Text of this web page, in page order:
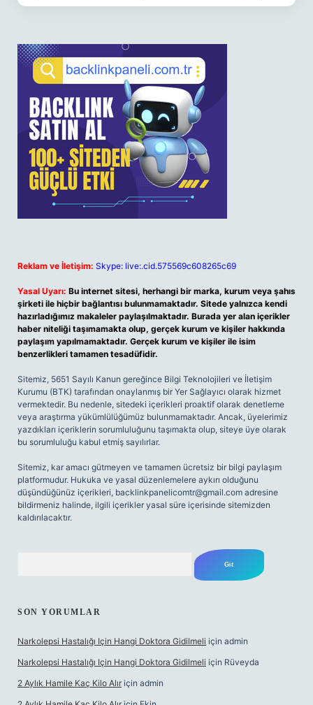
Reklam ve İletişim: Skype: live:.cid.575569c608265c69
Yasal Uyarı: Bu internet sitesi, herhangi bir marka, kurum veya şahıs
şirketi ile hiçbir bağlantısı bulunmamaktadır. Sitede yalnızca kendi
hazırladığımız makaleler paylaşılmaktadır. Burada yer alan içerikler
haber niteliği taşımamakta olup, gerçek kurum ve kişiler hakkında
paylaşım yapılmamaktadır. Gerçek kurum ve kişiler ile isim
benzerlikleri tamamen tesadüfidir.
Sitemiz, 5651 Sayılı Kanun gereğince Bilgi Teknolojileri ve İletişim
Kurumu (BTK) tarafından onaylanmış bir Yer Sağlayıcı olarak hizmet
vermektedir. Bu nedenle, sitedeki içerikleri proaktif olarak denetleme
veya araştırma yükümlülüğümüz bulunmamaktadır. Ancak, üyelerimiz
yazdıkları içeriklerin sorumluluğunu taşımakta olup, siteye üye olarak
bu sorumluluğu kabul etmiş sayılırlar.
Sitemiz, kar amacı gütmeyen ve tamamen ücretsiz bir bilgi paylaşım
platformudur. Hukuka ve yasal düzenlemelere aykırı olduğunu
düşündüğünüz içerikleri, backlinkpanelicomtr@gmail.com adresine
bildirmeniz halinde, ilgili içerikler yasal süre içerisinde sitemizden
kaldırılacaktır.
SON YORUMLAR
Narkolepsi Hastalığı Için Hangi Doktora Gidilmeli için admin
Narkolepsi Hastalığı Için Hangi Doktora Gidilmeli için Rüveyda
2 Aylık Hamile Kaç Kilo Alır için admin